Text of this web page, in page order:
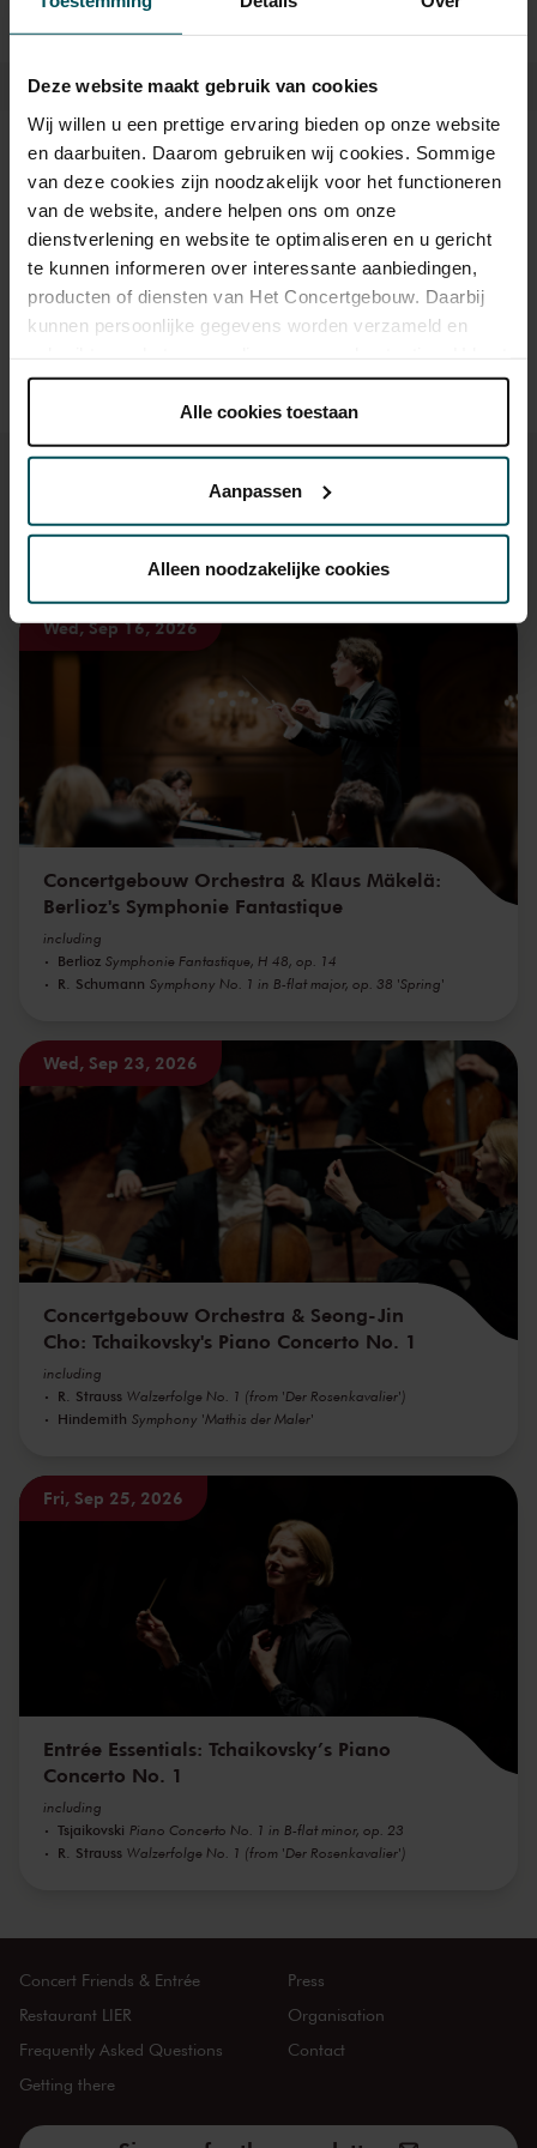
Deze website maakt gebruik van cookies
Wij willen u een prettige ervaring bieden op onze website
en daarbuiten. Daarom gebruiken wij cookies. Sommige
van deze cookies zijn noodzakelijk voor het functioneren
van de website, andere helpen ons om onze
dienstverlening en website te optimaliseren en u gericht
te kunnen informeren over interessante aanbiedingen,
producten of diensten van Het Concertgebouw. Daarbij
kunnen persoonlijke gegevens worden verzameld en
onder 'aanpassen' zelf welke cookies wij mogen
Lees onze cookieverklaring hier. Lees onze
Via decookieverklaringop onze website kunt u uw
We werken samen met
die uw gegevens
Alle cookies toestaan
Aanpassen
Alleen noodzakelijke cookies
Tickets
Drinks are included in the price of admission. Are you under
30 years of age? Sprint tickets are available 4 hours in
advance via the online ordering process.More information
about sprint tickets<
You might also like:
Wed, Sep 16, 2026
Concertgebouw Orchestra & Klaus Mäkelä:
Berlioz's Symphonie Fantastique
including
Berlioz Symphonie Fantastique, H 48, op. 14
R. Schumann Symphony No. 1 in B-flat major, op. 38 'Spring'
Wed, Sep 23, 2026
Concertgebouw Orchestra & Seong-Jin
Cho: Tchaikovsky's Piano Concerto No. 1
including
R. Strauss Walzerfolge No. 1 (from 'Der Rosenkavalier')
Hindemith Symphony 'Mathis der Maler'
Fri, Sep 25, 2026
Entrée Essentials: Tchaikovsky’s Piano
Concerto No. 1
including
Tsjaikovski Piano Concerto No. 1 in B-flat minor, op. 23
R. Strauss Walzerfolge No. 1 (from 'Der Rosenkavalier')
Concert Friends & Entrée
Restaurant LIER
Frequently Asked Questions
Getting there
Press
Organisation
Contact